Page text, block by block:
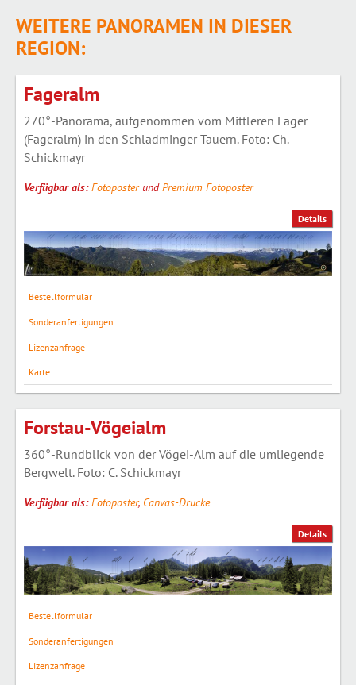
WEITERE PANORAMEN IN DIESER
REGION:
Details
Fageralm
270°-Panorama, aufgenommen vom Mittleren Fager
(Fageralm) in den Schladminger Tauern. Foto: Ch.
Schickmayr
Verfügbar als:FotoposterundPremium Fotoposter
Bestellformular
Sonderanfertigungen
Lizenzanfrage
Karte
Details
Forstau-Vögeialm
360°-Rundblick von der Vögei-Alm auf die umliegende
Bergwelt. Foto: C. Schickmayr
Verfügbar als:Fotoposter, Canvas-Drucke
Bestellformular
Sonderanfertigungen
Lizenzanfrage